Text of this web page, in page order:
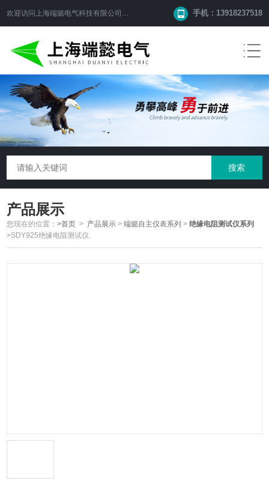
欢迎访问 上海端懿电气科技有限公司 网站！ 手机：13918237518
产品展示
您现在的位置：>首页 > 产品展示 >端懿自主仪表系列 >绝缘电阻测试仪系列
>SDY925绝缘电阻测试仪